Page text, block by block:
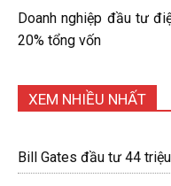
Doanh nghiệp đầu tư
20% tổng vốn
XEM NHIỀU NHẤT
Bill Gates đầu tư 44